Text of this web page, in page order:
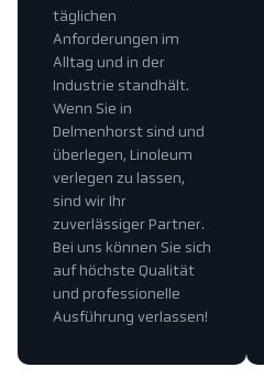
täglichen
Anforderungen im
Alltag und in der
Industrie standhält.
Wenn Sie in
Delmenhorst sind und
überlegen, Linoleum
verlegen zu lassen,
sind wir Ihr
zuverlässiger Partner.
Bei uns können Sie sich
auf höchste Qualität
und professionelle
Ausführung verlassen!